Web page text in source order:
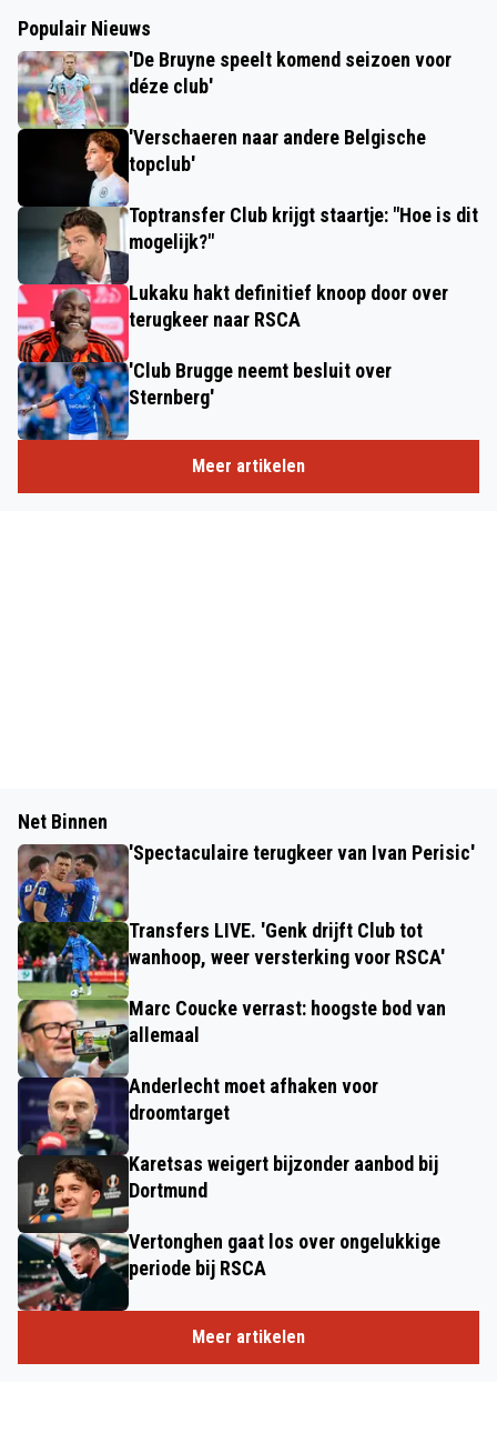
Populair Nieuws
'De Bruyne speelt komend seizoen voor
déze club'
'Verschaeren naar andere Belgische
topclub'
Toptransfer Club krijgt staartje: "Hoe is dit
mogelijk?"
Lukaku hakt definitief knoop door over
terugkeer naar RSCA
'Club Brugge neemt besluit over
Sternberg'
Meer artikelen
Net Binnen
'Spectaculaire terugkeer van Ivan Perisic'
Transfers LIVE. 'Genk drijft Club tot
wanhoop, weer versterking voor RSCA'
Marc Coucke verrast: hoogste bod van
allemaal
Anderlecht moet afhaken voor
droomtarget
Karetsas weigert bijzonder aanbod bij
Dortmund
Vertonghen gaat los over ongelukkige
periode bij RSCA
Meer artikelen